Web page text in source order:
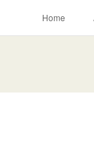
Home